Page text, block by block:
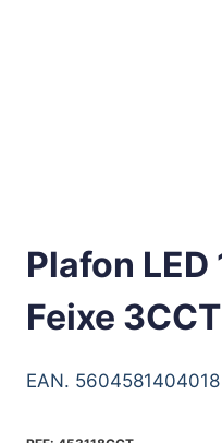
Plafon
Feixe 3CCT
EAN.